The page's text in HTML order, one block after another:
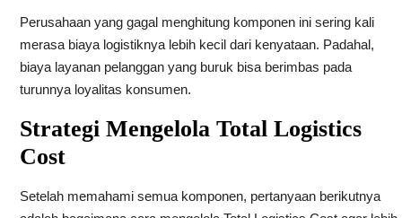
Perusahaan yang gagal menghitung komponen ini sering kali
merasa biaya logistiknya lebih kecil dari kenyataan. Padahal,
biaya layanan pelanggan yang buruk bisa berimbas pada
turunnya loyalitas konsumen.
Strategi Mengelola Total Logistics
Cost
Setelah memahami semua komponen, pertanyaan berikutnya